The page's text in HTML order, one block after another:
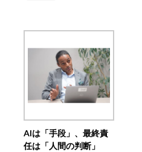
AIは「手段」、最終責
任は「人間の判断」